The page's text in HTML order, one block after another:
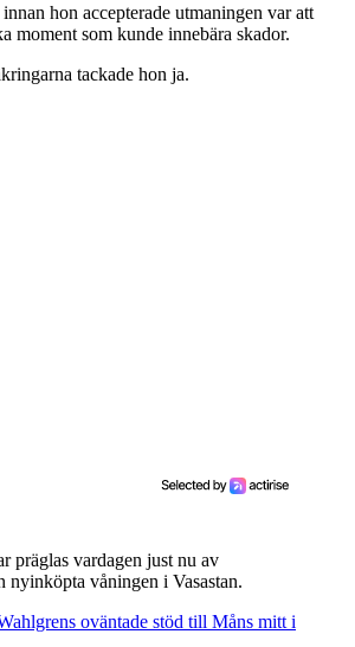
hon accepterade utmaningen var att
moment som kunde innebära skador.
tackade hon ja.
präglas vardagen just nu av
nyinköpta våningen i Vasastan.
oväntade stöd till Måns mitt i